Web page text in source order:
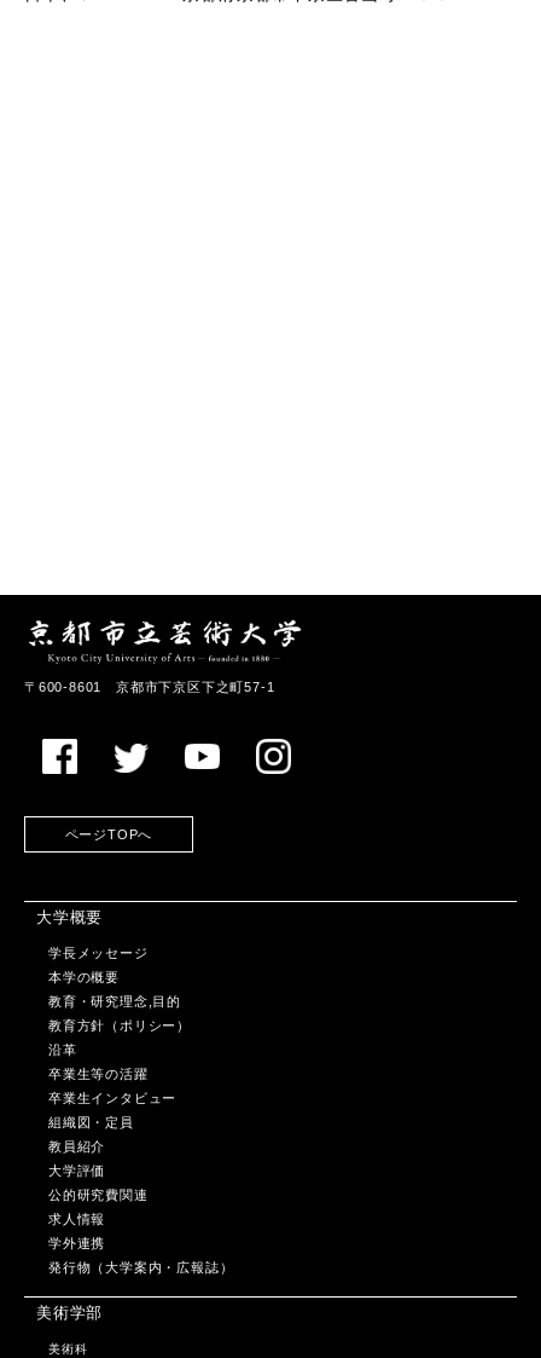
〒600-8601 京都市下京区下之町57-1
ページTOPへ
大学概要
学長メッセージ
本学の概要
教育・研究理念,目的
教育方針（ポリシー）
沿革
卒業生等の活躍
卒業生インタビュー
組織図・定員
教員紹介
大学評価
公的研究費関連
求人情報
学外連携
発行物（大学案内・広報誌）
美術学部
美術科